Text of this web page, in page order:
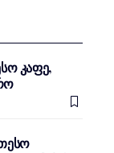
კაფე,